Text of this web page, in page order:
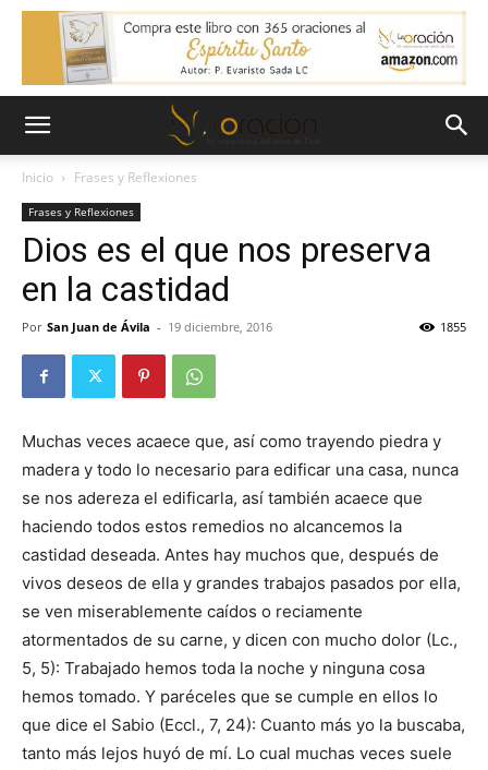
Inicio Frases y Reflexiones
Frases y Reflexiones
Dios es el que nos preserva
en la castidad
Por San Juan de Ávila - 19 diciembre, 2016 1855
Muchas veces acaece que, así como trayendo piedra y
madera y todo lo necesario para edificar una casa, nunca
se nos adereza el edificarla, así también acaece que
haciendo todos estos remedios no alcancemos la
castidad deseada. Antes hay muchos que, después de
vivos deseos de ella y grandes trabajos pasados por ella,
se ven miserablemente caídos o reciamente
atormentados de su carne, y dicen con mucho dolor (Lc.,
5, 5): Trabajado hemos toda la noche y ninguna cosa
hemos tomado. Y paréceles que se cumple en ellos lo
que dice el Sabio (Eccl., 7, 24): Cuanto más yo la buscaba,
tanto más lejos huyó de mí. Lo cual muchas veces suele